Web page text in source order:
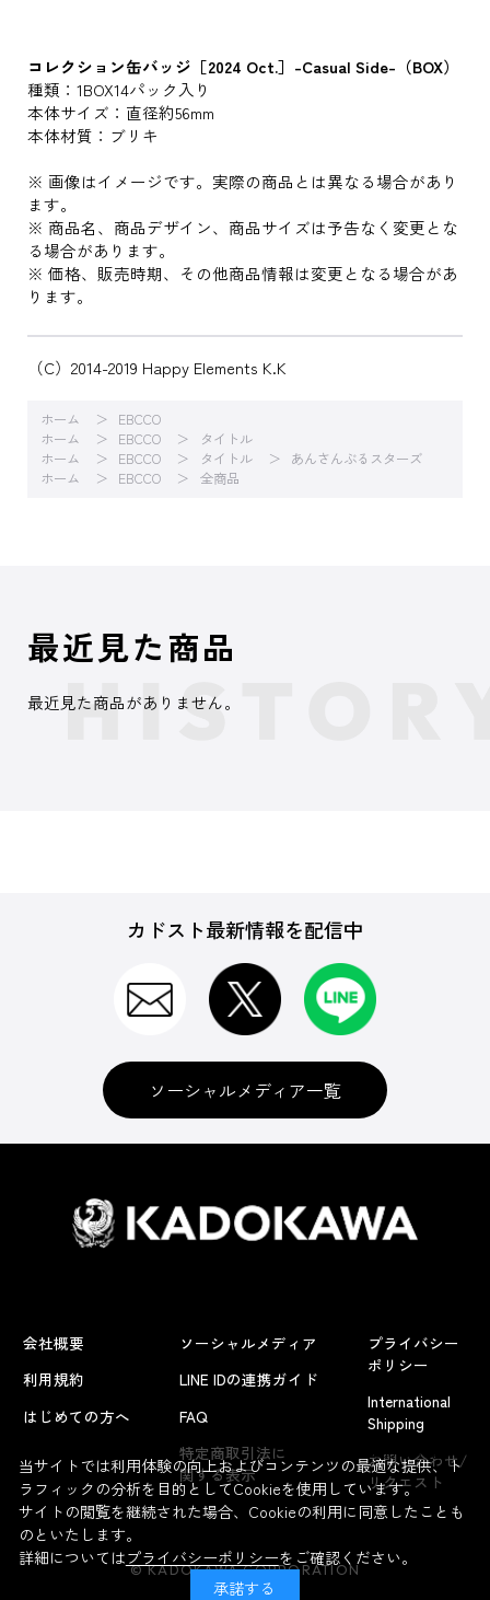
コレクション缶バッジ［2024 Oct.］-Casual Side-（BOX）
種類：1BOX14パック入り
本体サイズ：直径約56mm
本体材質：ブリキ
※ 画像はイメージです。実際の商品とは異なる場合があり
ます。
※ 商品名、商品デザイン、商品サイズは予告なく変更とな
る場合があります。
※ 価格、販売時期、その他商品情報は変更となる場合があ
ります。
（C）2014-2019 Happy Elements K.K
ホーム
EBCCO
ホーム
EBCCO
タイトル
ホーム
EBCCO タイトル
あんさんぶるスターズ
ホーム
EBCCO 全商品
よくあるお問い合わせ
最近見た商品
最近見た商品がありません。
カドスト最新情報を配信中
ソーシャルメディア一覧
会社概要
利用規約
はじめての方へ
ソーシャルメディア
LINE IDの連携ガイド
FAQ
特定商取引法に
関する表示
プライバシー
ポリシー
International
Shipping
お問い合わせ/
リクエスト
© KADOKAWA CORPORATION
当サイトでは利用体験の向上およびコンテンツの最適な提供、ト
ラフィックの分析を目的としてCookieを使用しています。
サイトの閲覧を継続された場合、Cookieの利用に同意したことも
のといたします。
詳細についてはプライバシーポリシーをご確認ください。
承諾する